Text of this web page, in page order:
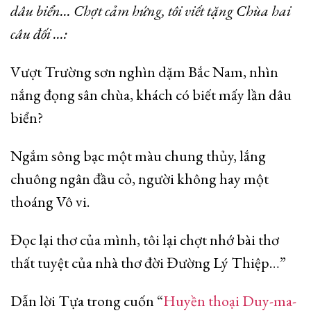
dâu biển… Chợt cảm hứng, tôi viết tặng Chùa hai
câu đối …:
Vượt Trường sơn nghìn dặm Bắc Nam, nhìn
nắng đọng sân chùa, khách có biết mấy lần dâu
biển?
Ngắm sông bạc một màu chung thủy, lắng
chuông ngân đầu cỏ, người không hay một
thoáng Vô vi.
Đọc lại thơ của mình, tôi lại chợt nhớ bài thơ
thất tuyệt của nhà thơ đời Đường Lý Thiệp…”
Dẫn lời Tựa trong cuốn “Huyền thoại Duy-ma-